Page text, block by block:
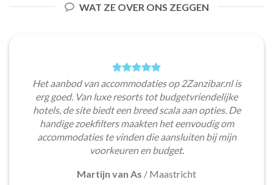
WAT ZE OVER ONS ZEGGEN
Het aanbod van accommodaties op 2Zanzibar.nl is
erg goed. Van luxe resorts tot budgetvriendelijke
hotels, de site biedt een breed scala aan opties. De
handige zoekfilters maakten het eenvoudig om
accommodaties te vinden die aansluiten bij mijn
voorkeuren en budget.
Martijn van As / Maastricht